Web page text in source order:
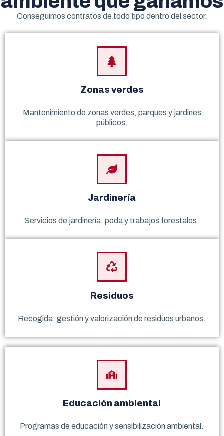
Conseguimos contratos de todo tipo dentro del sector.
Zonas verdes
Mantenimiento de zonas verdes, parques y jardines
públicos.
Jardinería
Servicios de jardinería, poda y trabajos forestales.
Residuos
Recogida, gestión y valorización de residuos urbanos.
Educación ambiental
Programas de educación y sensibilización ambiental.